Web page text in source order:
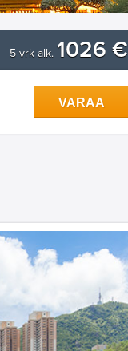
5 vrk alk. 1026 €
VARAA